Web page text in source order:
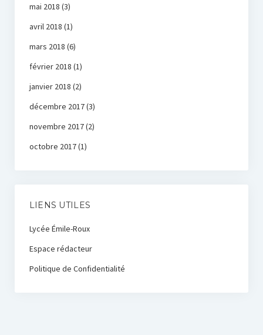
mai 2018 (3)
avril 2018 (1)
mars 2018 (6)
février 2018 (1)
janvier 2018 (2)
décembre 2017(3)
novembre 2017(2)
octobre 2017(1)
LIENS UTILES
Lycée Émile-Roux
Espace rédacteur
Politique de Confidentialité